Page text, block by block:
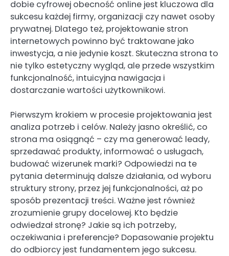
dobie cyfrowej obecność online jest kluczowa dla
sukcesu każdej firmy, organizacji czy nawet osoby
prywatnej. Dlatego też, projektowanie stron
internetowych powinno być traktowane jako
inwestycja, a nie jedynie koszt. Skuteczna strona to
nie tylko estetyczny wygląd, ale przede wszystkim
funkcjonalność, intuicyjna nawigacja i
dostarczanie wartości użytkownikowi.
Pierwszym krokiem w procesie projektowania jest
analiza potrzeb i celów. Należy jasno określić, co
strona ma osiągnąć – czy ma generować leady,
sprzedawać produkty, informować o usługach,
budować wizerunek marki? Odpowiedzi na te
pytania determinują dalsze działania, od wyboru
struktury strony, przez jej funkcjonalności, aż po
sposób prezentacji treści. Ważne jest również
zrozumienie grupy docelowej. Kto będzie
odwiedzał stronę? Jakie są ich potrzeby,
oczekiwania i preferencje? Dopasowanie projektu
do odbiorcy jest fundamentem jego sukcesu.